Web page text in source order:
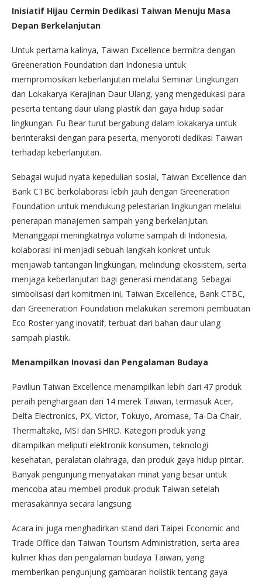
Inisiatif Hijau Cermin Dedikasi Taiwan Menuju Masa
Depan Berkelanjutan
Untuk pertama kalinya, Taiwan Excellence bermitra dengan
Greeneration Foundation dari Indonesia untuk
mempromosikan keberlanjutan melalui Seminar Lingkungan
dan Lokakarya Kerajinan Daur Ulang, yang mengedukasi para
peserta tentang daur ulang plastik dan gaya hidup sadar
lingkungan. Fu Bear turut bergabung dalam lokakarya untuk
berinteraksi dengan para peserta, menyoroti dedikasi Taiwan
terhadap keberlanjutan.
Sebagai wujud nyata kepedulian sosial, Taiwan Excellence dan
Bank CTBC berkolaborasi lebih jauh dengan Greeneration
Foundation untuk mendukung pelestarian lingkungan melalui
penerapan manajemen sampah yang berkelanjutan.
Menanggapi meningkatnya volume sampah di Indonesia,
kolaborasi ini menjadi sebuah langkah konkret untuk
menjawab tantangan lingkungan, melindungi ekosistem, serta
menjaga keberlanjutan bagi generasi mendatang. Sebagai
simbolisasi dari komitmen ini, Taiwan Excellence, Bank CTBC,
dan Greeneration Foundation melakukan seremoni pembuatan
Eco Roster yang inovatif, terbuat dari bahan daur ulang
sampah plastik.
Menampilkan Inovasi dan Pengalaman Budaya
Paviliun Taiwan Excellence menampilkan lebih dari 47 produk
peraih penghargaan dari 14 merek Taiwan, termasuk Acer,
Delta Electronics, PX, Victor, Tokuyo, Aromase, Ta-Da Chair,
Thermaltake, MSI dan SHRD. Kategori produk yang
ditampilkan meliputi elektronik konsumen, teknologi
kesehatan, peralatan olahraga, dan produk gaya hidup pintar.
Banyak pengunjung menyatakan minat yang besar untuk
mencoba atau membeli produk-produk Taiwan setelah
merasakannya secara langsung.
Acara ini juga menghadirkan stand dari Taipei Economic and
Trade Office dan Taiwan Tourism Administration, serta area
kuliner khas dan pengalaman budaya Taiwan, yang
memberikan pengunjung gambaran holistik tentang gaya